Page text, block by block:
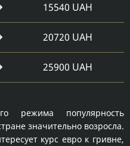
15540 UAH
20720 UAH
25900 UAH
режима популярность
значительно возросла.
курс евро к гривне,